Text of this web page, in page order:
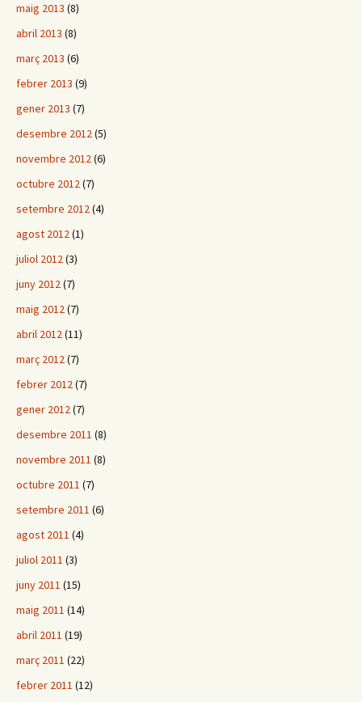
maig 2013 (8)
abril 2013 (8)
març 2013 (6)
febrer 2013 (9)
gener 2013 (7)
desembre 2012(5)
novembre 2012(6)
octubre 2012(7)
setembre 2012(4)
agost 2012(1)
juliol 2012(3)
juny 2012(7)
maig 2012(7)
abril 2012(11)
març 2012(7)
febrer 2012(7)
gener 2012(7)
desembre 2011 (8)
novembre 2011 (8)
octubre 2011 (7)
setembre 2011 (6)
agost 2011 (4)
juliol 2011 (3)
juny 2011 (15)
maig 2011 (14)
abril 2011 (19)
març 2011 (22)
febrer 2011 (12)